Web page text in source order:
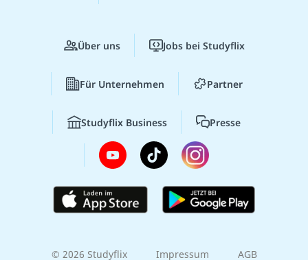
Über uns Jobs bei Studyflix
Für Unternehmen Partner
Studyflix Business Presse
© 2026 Studyflix Impressum AGB